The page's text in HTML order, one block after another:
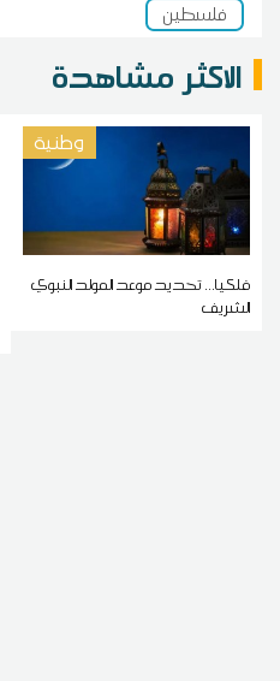
فلسطين
الاكثر مشاهدة
وطنية
فلكيا... تحديد موعد المولد النبوي
الشريف